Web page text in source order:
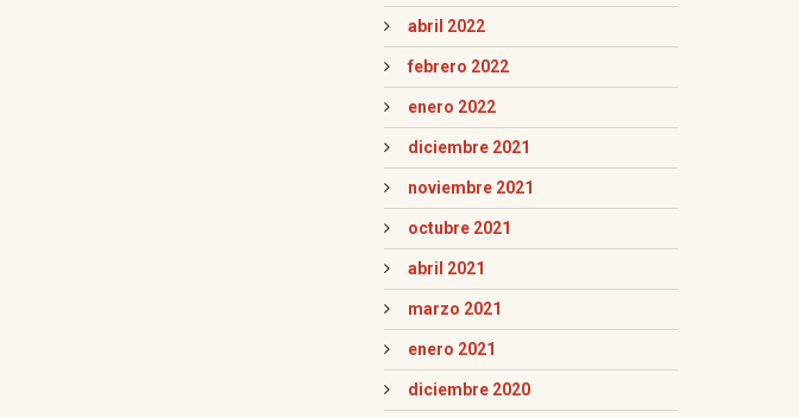
abril 2022
febrero 2022
enero 2022
diciembre 2021
noviembre 2021
octubre 2021
abril 2021
marzo 2021
enero 2021
diciembre 2020